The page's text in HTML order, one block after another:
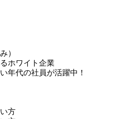
）
ホワイト企業
年代の社員が活躍中！
方